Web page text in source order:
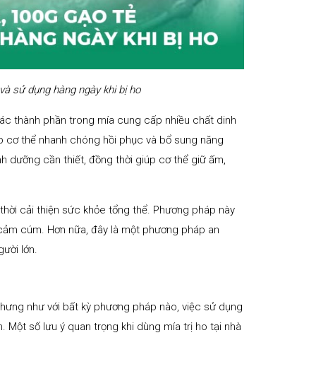
sử dụng hàng ngày khi bị ho
thành phần trong mía cung cấp nhiều chất dinh
thể nhanh chóng hồi phục và bổ sung năng
dưỡng cần thiết, đồng thời giúp cơ thể giữ ấm,
cải thiện sức khỏe tổng thể. Phương pháp này
cúm. Hơn nữa, đây là một phương pháp an
lớn.
như với bất kỳ phương pháp nào, việc sử dụng
số lưu ý quan trọng khi dùng mía trị ho tại nhà